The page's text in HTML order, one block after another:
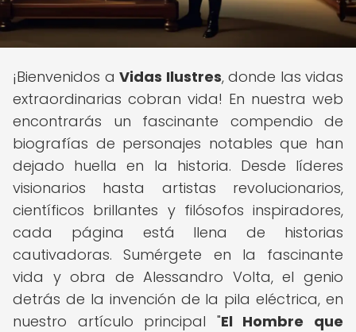
¡Bienvenidos a Vidas Ilustres, donde las vidas
extraordinarias cobran vida! En nuestra web
encontrarás un fascinante compendio de
biografías de personajes notables que han
dejado huella en la historia. Desde líderes
visionarios hasta artistas revolucionarios,
científicos brillantes y filósofos inspiradores,
cada página está llena de historias
cautivadoras. Sumérgete en la fascinante
vida y obra de Alessandro Volta, el genio
detrás de la invención de la pila eléctrica, en
nuestro artículo principal "El Hombre que